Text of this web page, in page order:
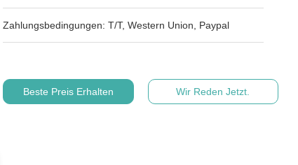
Zahlungsbedingungen: T/T, Western Union, Paypal
Beste Preis Erhalten Wir Reden Jetzt.